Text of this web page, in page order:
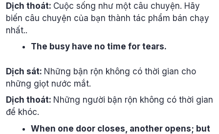
Dịch thoát: Cuộc sống như một câu chuyện. Hãy
biến câu chuyện của bạn thành tác phẩm bán chạy
nhất..
The busy have no time for tears.
Dịch sát: Những bận rộn không có thời gian cho
những giọt nước mắt.
Dịch thoát: Những người bận rộn không có thời gian
để khóc.
When one door closes, another opens; but